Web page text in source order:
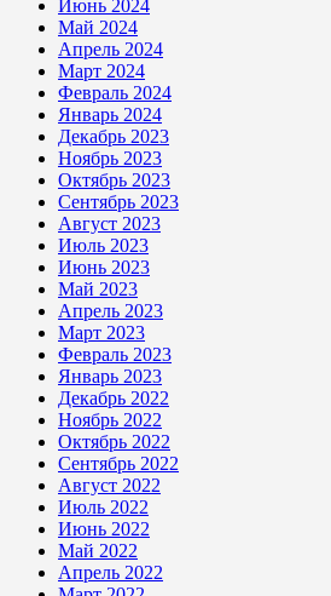
Июнь 2024
Май 2024
Апрель 2024
Март 2024
Февраль 2024
Январь 2024
Декабрь 2023
Ноябрь 2023
Октябрь 2023
Сентябрь 2023
Август 2023
Июль 2023
Июнь 2023
Май 2023
Апрель 2023
Март 2023
Февраль 2023
Январь 2023
Декабрь 2022
Ноябрь 2022
Октябрь 2022
Сентябрь 2022
Август 2022
Июль 2022
Июнь 2022
Май 2022
Апрель 2022